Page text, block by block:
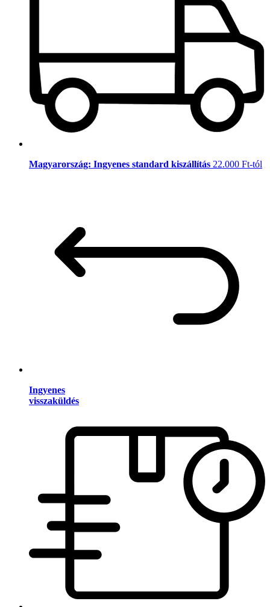
Magyarország: Ingyenes standard kiszállítás 22.000 Ft-tól
Ingyenes
visszaküldés